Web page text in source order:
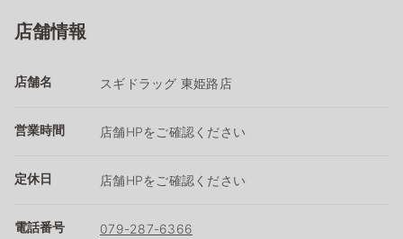
店舗情報
店舗名 スギドラッグ 東姫路店
営業時間 店舗HPをご確認ください
定休日 店舗HPをご確認ください
電話番号 079-287-6366